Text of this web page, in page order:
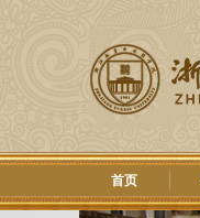
首页